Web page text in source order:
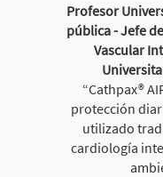
Profesor
pública - Jefe
Vascular
“Cathpax®
protección
utilizado
cardiología